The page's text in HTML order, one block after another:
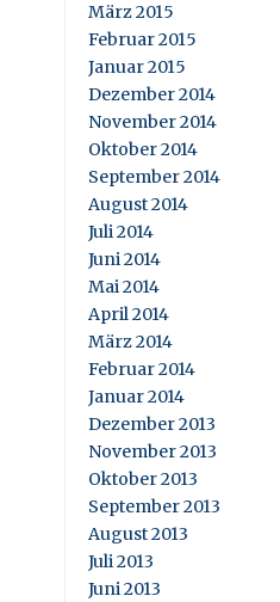
März 2015
Februar 2015
Januar 2015
Dezember 2014
November 2014
Oktober 2014
September 2014
August 2014
Juli 2014
Juni 2014
Mai 2014
April 2014
März 2014
Februar 2014
Januar 2014
Dezember 2013
November 2013
Oktober 2013
September 2013
August 2013
Juli 2013
Juni 2013